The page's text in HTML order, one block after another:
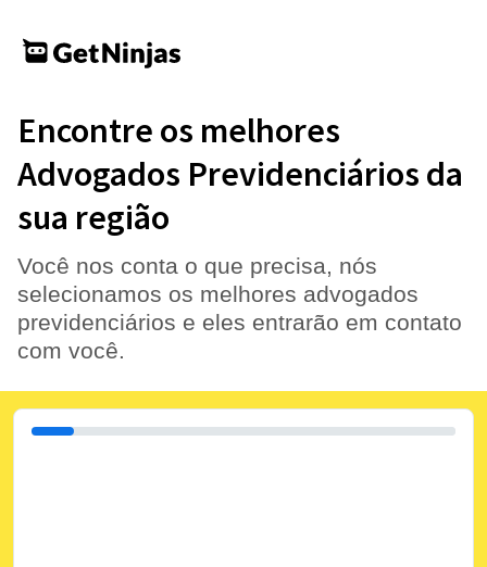
Encontre os melhores
Advogados Previdenciários da
sua região
Você nos conta o que precisa, nós
selecionamos os melhores advogados
previdenciários e eles entrarão em contato
com você.